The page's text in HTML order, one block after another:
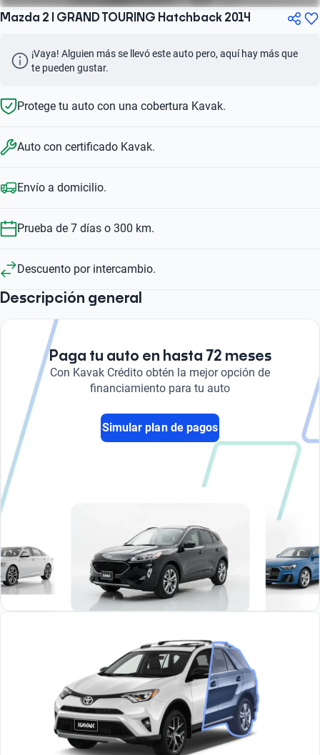
Mazda 2 I GRAND TOURING Hatchback 2014
¡Vaya! Alguien más se llevó este auto pero, aquí hay más que
te pueden gustar.
Protege tu auto con una cobertura Kavak.
Auto con certificado Kavak.
Envío a domicilio.
Prueba de 7 días o 300 km.
Descuento por intercambio.
Descripción general
Paga tu auto en hasta 72 meses
Con Kavak Crédito obtén la mejor opción de
financiamiento para tu auto
Simular plan de pagos